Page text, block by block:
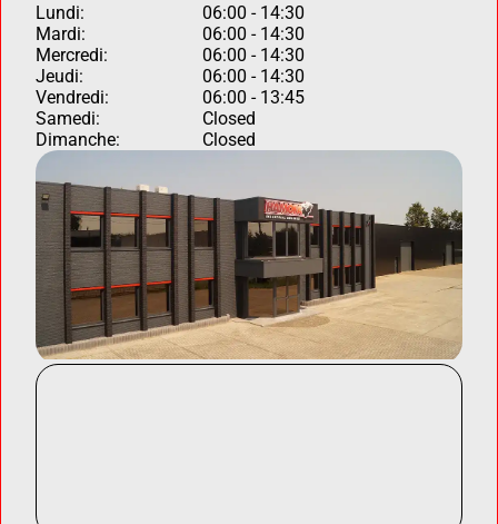
Lundi:
06:00 - 14:30
Mardi:
06:00 - 14:30
Mercredi:
06:00 - 14:30
Jeudi:
06:00 - 14:30
Vendredi:
06:00 - 13:45
Samedi:
Closed
Dimanche:
Closed